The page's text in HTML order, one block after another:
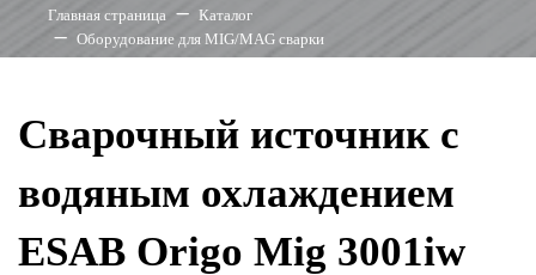
Главная страница
Каталог
Оборудование для MIG/MAG сварки
Сварочный источник с
водяным охлаждением
ESAB Origo Mig 3001iw